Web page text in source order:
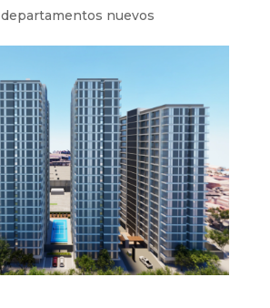
departamentos nuevos